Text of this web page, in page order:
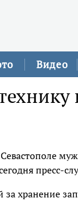
Видео
пресс-
за хранение